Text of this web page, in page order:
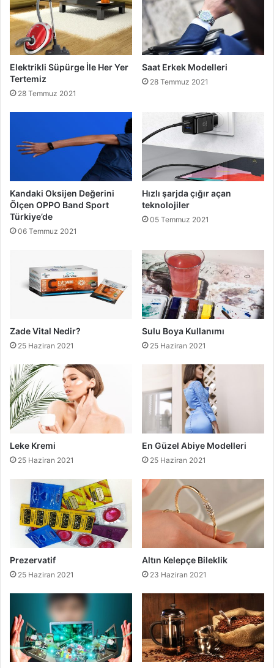
Elektrikli Süpürge İle Her Yer
Tertemiz
28 Temmuz 2021
Saat Erkek Modelleri
28 Temmuz 2021
Kandaki Oksijen Değerini
Ölçen OPPO Band Sport
Türkiye’de
06 Temmuz 2021
Hızlı şarjda çığır açan
teknolojiler
05 Temmuz 2021
Zade Vital Nedir?
25 Haziran 2021
Sulu Boya Kullanımı
25 Haziran 2021
Leke Kremi
25 Haziran 2021
En Güzel Abiye Modelleri
25 Haziran 2021
Prezervatif
25 Haziran 2021
Altın Kelepçe Bileklik
23 Haziran 2021